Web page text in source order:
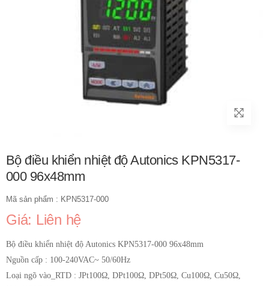
Bộ điều khiển nhiệt độ Autonics KPN5317-
000 96x48mm
Mã sản phẩm : KPN5317-000
Giá: Liên hệ
Bộ điều khiển nhiệt độ Autonics KPN5317-000 96x48mm
Nguồn cấp : 100-240VAC~ 50/60Hz
Loại ngõ vào_RTD : JPt100Ω, DPt100Ω, DPt50Ω, Cu100Ω, Cu50Ω,